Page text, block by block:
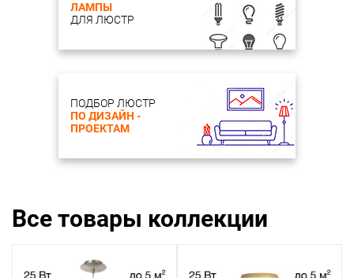
ЛАМПЫ
ДЛЯ ЛЮСТР
ПОДБОР ЛЮСТР
ПО ДИЗАЙН -
ПРОЕКТАМ
Все товары коллекции